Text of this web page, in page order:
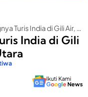
Detik-Detik Hilangnya Turis India di Gili Air, Lombok Utara
India di Gili
Ikuti Kami
GoogleNews